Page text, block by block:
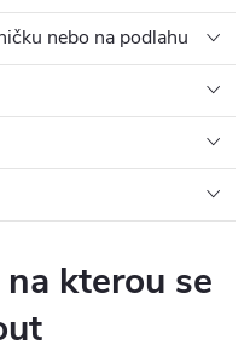
nebo na podlahu
kterou se